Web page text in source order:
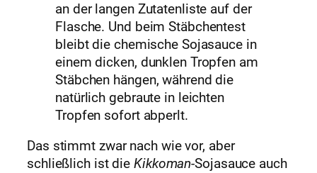
an der langen Zutatenliste auf der
Flasche. Und beim Stäbchentest
bleibt die chemische Sojasauce in
einem dicken, dunklen Tropfen am
Stäbchen hängen, während die
natürlich gebraute in leichten
Tropfen sofort abperlt.
Das stimmt zwar nach wie vor, aber
schließlich ist die Kikkoman-Sojasauce auch